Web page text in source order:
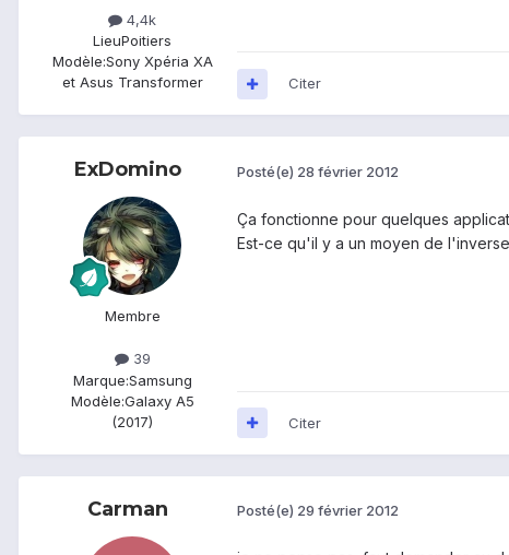
4,4k
LieuPoitiers
Modèle:Sony Xpéria XA
et Asus Transformer
Citer
ExDomino
Membre
39
Marque:Samsung
Modèle:Galaxy A5
(2017)
Posté(e) 28 février 2012
Ça fonctionne pour quelques
Est-ce qu'il y a un moyen de
Citer
Carman Posté(e) 29 février 2012